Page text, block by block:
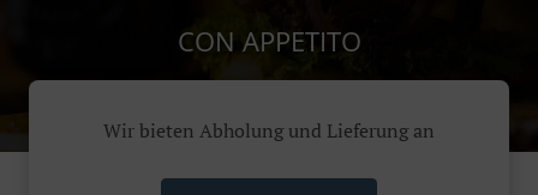
CON APPETITO
Wir bieten Abholung und Lieferung an